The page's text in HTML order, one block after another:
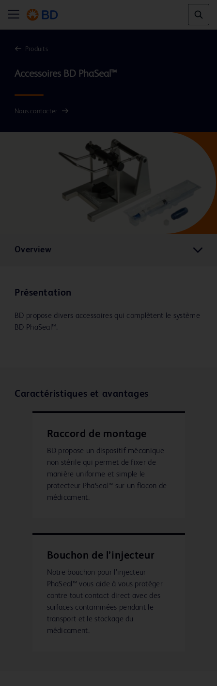
Produits
Nous contacter
Overview
Présentation
BD propose divers accessoires qui complètent le système
BD PhaSeal™.
Caractéristiques et avantages
Raccord de montage
BD propose un dispositif mécanique
non stérile qui permet de fixer de
manière uniforme et simple le
protecteur PhaSeal™ sur un flacon de
médicament.
Bouchon de l’injecteur
Notre bouchon pour l’injecteur
PhaSeal™ vous aide à vous protéger
contre tout contact direct avec des
surfaces contaminées pendant le
transport et le stockage du
médicament.